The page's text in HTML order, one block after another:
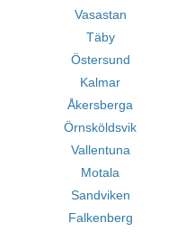
Vasastan
Täby
Östersund
Kalmar
Åkersberga
Örnsköldsvik
Vallentuna
Motala
Sandviken
Falkenberg